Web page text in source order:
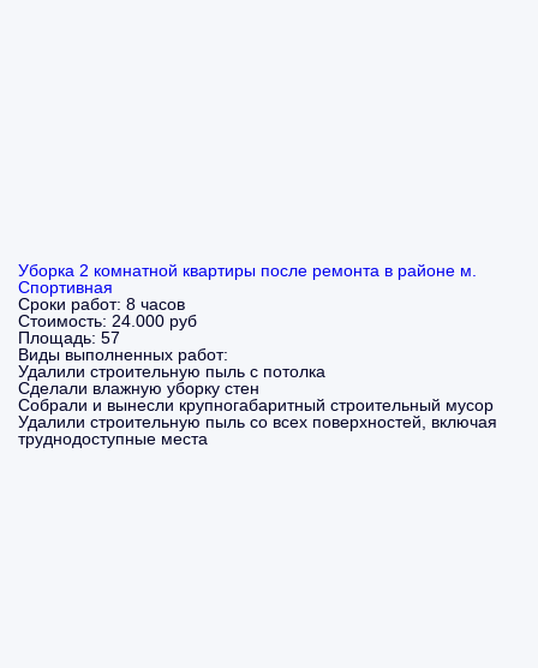
Уборка 2 комнатной квартиры после ремонта в районе м.
Спортивная
Сроки работ: 8 часов
Стоимость: 24.000 руб
Площадь: 57
Виды выполненных работ:
Удалили строительную пыль с потолка
Сделали влажную уборку стен
Собрали и вынесли крупногабаритный строительный мусор
Удалили строительную пыль со всех поверхностей, включая
труднодоступные места